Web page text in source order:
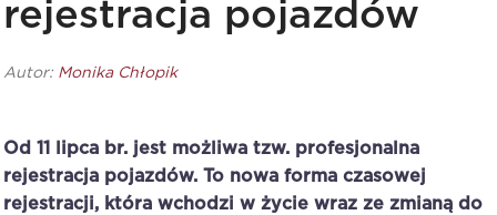
rejestracja pojazdów
Autor: Monika Chłopik
Od 11 lipca br. jest możliwa tzw. profesjonalna
rejestracja pojazdów. To nowa forma czasowej
rejestracji, która wchodzi w życie wraz ze zmianą do